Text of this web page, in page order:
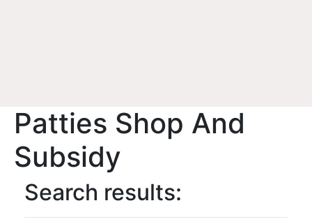
Patties Shop And
Subsidy
Search results: